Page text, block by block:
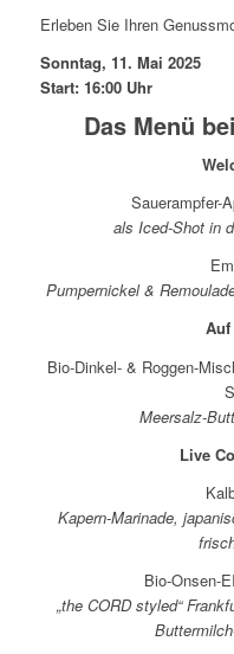
Erleben Sie Ihren
Sonntag, 11. Mai 2025
Start: 16:00 Uhr
Das Menü
Sauerampfer-
als Iced-Shot in
Pumpernickel &
Bio-Dinkel- & Roggen-
Meersalz-
Live
Kapern-Marinade,
Bio-Onsen-
„the CORD styled“